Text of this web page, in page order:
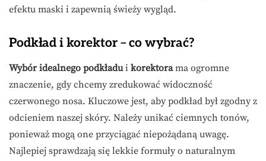
efektu maski i zapewnią świeży wygląd.
Podkład i korektor – co wybrać?
Wybór idealnego podkładui korektorama ogromne
znaczenie, gdy chcemy zredukować widoczność
czerwonego nosa. Kluczowe jest, aby podkład był zgodny z
odcieniem naszej skóry. Należy unikać ciemnych tonów,
ponieważ mogą one przyciągać niepożądaną uwagę.
Najlepiej sprawdzają się lekkie formuły o naturalnym